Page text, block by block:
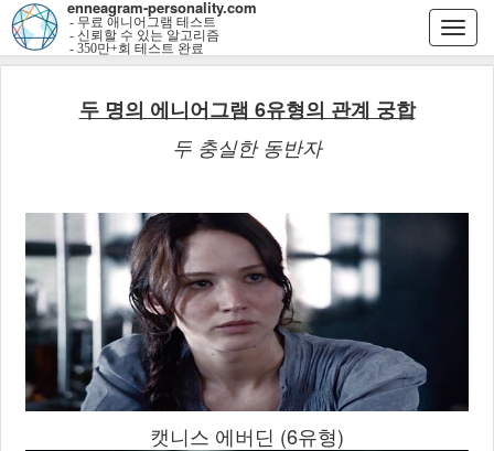
enneagram-personality.com
- 무료 애니어그램 테스트
- 신뢰할 수 있는 알고리즘
- 350만+회 테스트 완료
두 명의 에니어그램 6유형의 관계 궁합
두 충실한 동반자
캣니스 에버딘 (6유형)